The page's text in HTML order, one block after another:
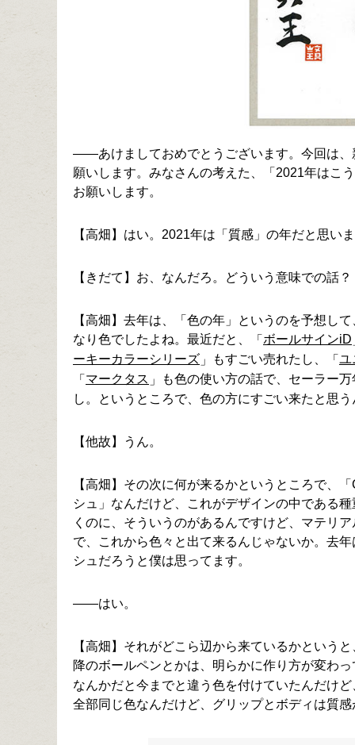
――あけましておめでとうございます。今回は、
願いします。みなさんの考えた、「2021年はこ
お願いします。
【高畑】はい。2021年は「質感」の年だと思い
【きだて】お、なんだろ。どういう意味での話？
【高畑】去年は、「色の年」というのを予想し
なり色でしたよね。最近だと、
「 ボールサインiD
ーキーカラーシリーズ 」 もすごい売れたし、 「 ユ
「 マークタス 」
も色の使い方の話で、セーラー
し。というところで、色の方にすごい来たと思
【他故】うん。
【高畑】その次に何が来るかというところで、
シュ」なんだけど、これがデザインの中である
くのに、そういうのがあるんですけど、マテリ
で、これから色々と出て来るんじゃないか。去
シュだろうと僕は思ってます。
――はい。
【高畑】それがどこら辺から来ているかという
降のボールペンとかは、明らかに作り方が変わ
なんかだと今までと違う色を付けていたんだけ
全部同じ色なんだけど、グリップとボディは質